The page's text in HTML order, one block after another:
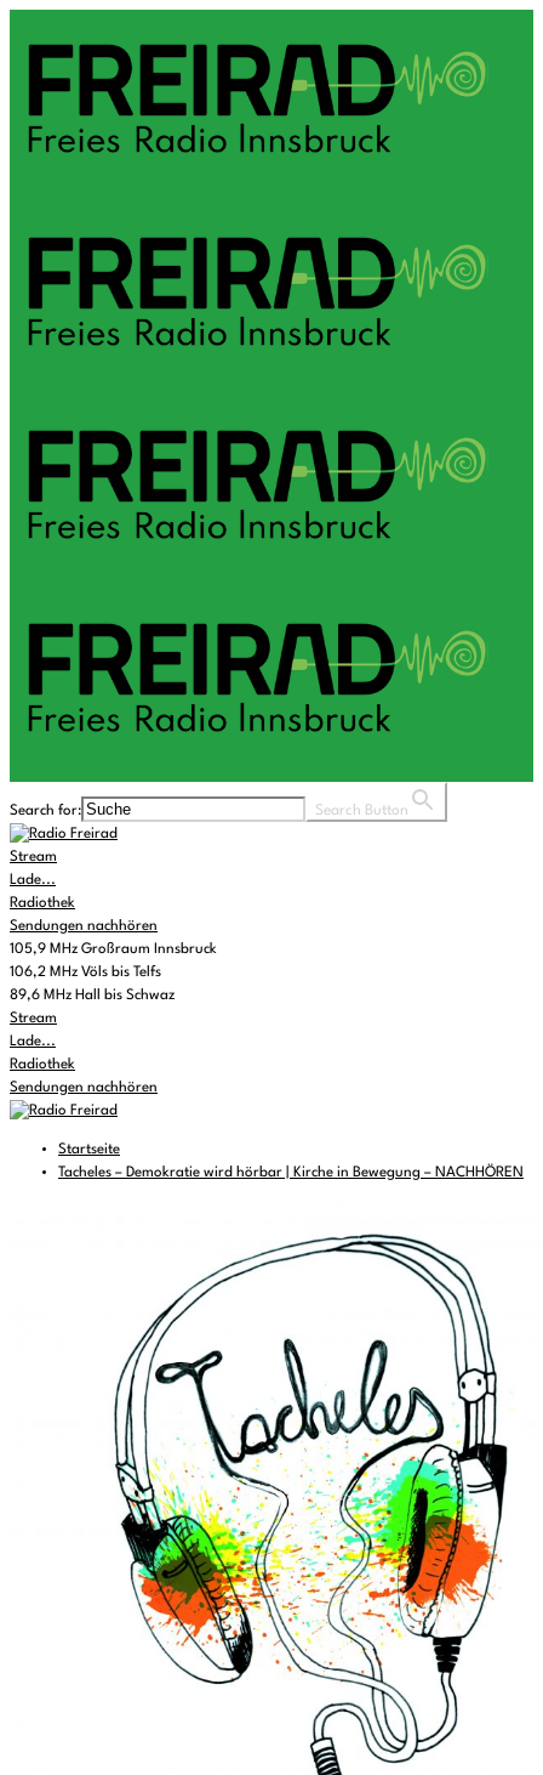
Search for: Search Button
Stream
Lade...
Radiothek
Sendungen nachhören
105,9 MHz Großraum Innsbruck
106,2 MHz Völs bis Telfs
89,6 MHz Hall bis Schwaz
Stream
Lade...
Radiothek
Sendungen nachhören
Startseite
Tacheles – Demokratie wird hörbar | Kirche in Bewegung – NACHHÖREN